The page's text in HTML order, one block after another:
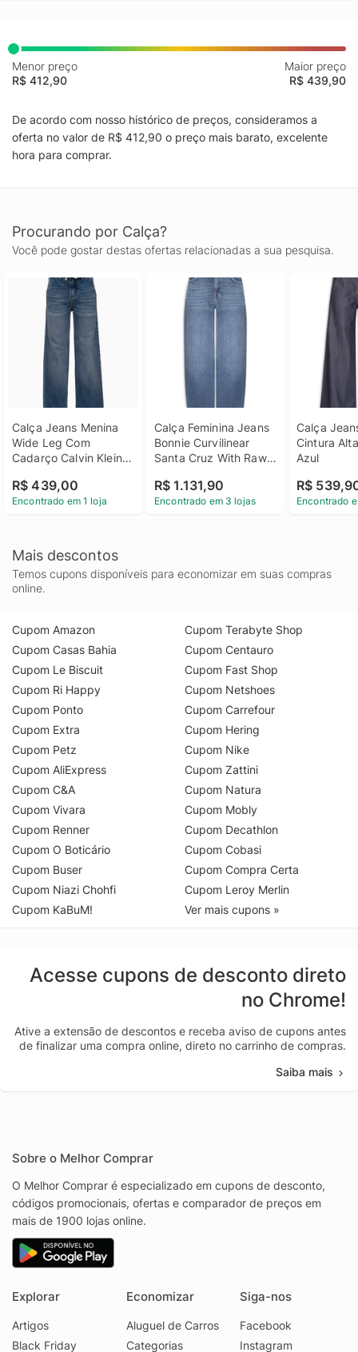
Menor preço
R$ 412,90
Maior preço
R$ 439,90
De acordo com nosso histórico de preços, consideramos a
oferta no valor de R$ 412,90 o preço mais barato, excelente
hora para comprar.
Procurando por Calça?
Você pode gostar destas ofertas relacionadas a sua pesquisa.
Calça Jeans Menina
Wide Leg Com
Cadarço Calvin Klein
Calça Jeans Menina
Wide Leg Com
R$ 439,00
Encontrado em 1 loja
Calça Feminina Jeans
Bonnie Curvilinear
Santa Cruz With Raw
R$ 1.131,90
Encontrado em 3 lojas
Calça
Cintura
Azul
R$
Encontrado
Mais descontos
Temos cupons disponíveis para economizar em suas compras
online.
Cupom Amazon
Cupom Casas Bahia
Cupom Le Biscuit
Cupom Ri Happy
Cupom Ponto
Cupom Extra
Cupom Petz
Cupom AliExpress
Cupom C&A
Cupom Vivara
Cupom Renner
Cupom O Boticário
Cupom Buser
Cupom Niazi Chohfi
Cupom KaBuM!
Cupom Terabyte Shop
Cupom Centauro
Cupom Fast Shop
Cupom Netshoes
Cupom Carrefour
Cupom Hering
Cupom Nike
Cupom Zattini
Cupom Natura
Cupom Mobly
Cupom Decathlon
Cupom Cobasi
Cupom Compra Certa
Cupom Leroy Merlin
Ver mais cupons »
Acesse cupons de desconto direto
no Chrome!
Ative a extensão de descontos e receba aviso de cupons antes
de finalizar uma compra online, direto no carrinho de compras.
Saiba mais
Sobre o Melhor Comprar
O Melhor Comprar é especializado em cupons de desconto,
códigos promocionais, ofertas e comparador de preços em
mais de 1900 lojas online.
Explorar
Artigos
Black Friday
Economizar
Aluguel de Carros
Categorias
Siga-nos
Facebook
Instagram